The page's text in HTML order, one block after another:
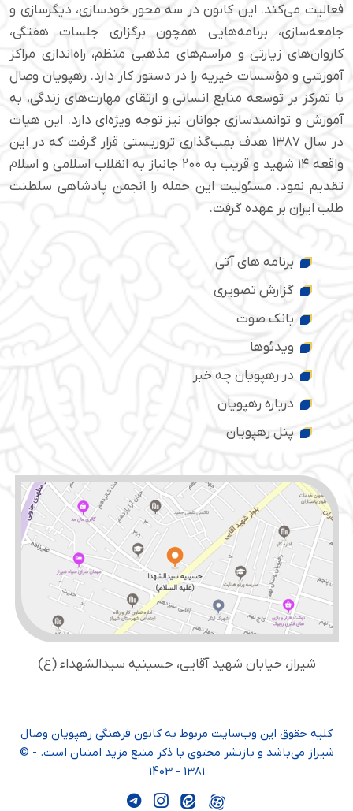
فعالیت می‌کند. این کانون در سه محور خودسازی، دیگرسازی و
جامعه‌سازی، برنامه‌هایی همچون برگزاری جلسات هفتگی،
کاروان‌های زیارتی و مراسم‌های مذهبی منظم، راه‌اندازی مراکز
آموزشی و مؤسسات خیریه را در دستور کار دارد. رهپویان وصال
با تمرکز بر توسعه منابع انسانی و ارتقای مهارت‌های زندگی، به
آموزش و توانمندسازی جوانان نیز توجه ویژه‌ای دارد. این هیات
در سال ۱۳۸۷ هدف بمب‌گذاری تروریستی قرار گرفت که در این
واقعه ۱۴ شهید و قریب به ۲۰۰ جانباز به انقلاب اسلامی و اسلام
تقدیم نمود. مسئولیت این حمله را انجمن پادشاهی سلطنت
طلب ایران بر عهده گرفت.
برنامه های آتی
گزارش تصویری
بانک صوت
ویدئوها
در رهپویان چه خبر
درباره رهپویان
پنل رهپویان
شیراز، خیابان شهید آقایی، حسینیه سید‌الشهداء (ع)
کلیه حقوق این وب‌سایت مربوط به کانون فرهنگی رهپویان وصال
شیراز می‌باشد و بازنشر محتوی با ذکر منبع مزید امتنان است. - ©
1381 - 1403